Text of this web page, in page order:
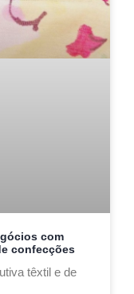
com
confecções
têxtil e de